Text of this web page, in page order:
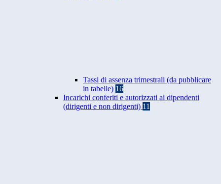
Tassi di assenza trimestrali (da pubblicare
in tabelle) 16
Incarichi conferiti e autorizzati ai dipendenti
(dirigenti e non dirigenti) 11